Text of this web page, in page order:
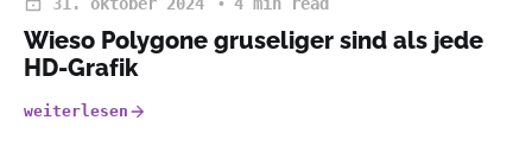
Wieso Polygone gruseliger sind als jede
HD-Grafik
weiterlesen